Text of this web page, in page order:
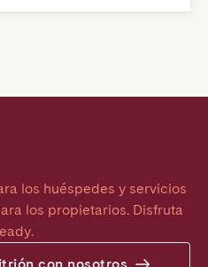
los huéspedes y servicios
los propietarios. Disfruta